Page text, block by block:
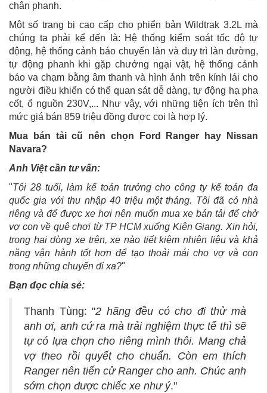
chân phanh.
Một số trang bị cao cấp cho phiển bản Wildtrak 3.2L mà
chúng ta phải kể đến là: Hệ thống kiểm soát tốc độ tự
động, hệ thống cảnh báo chuyển làn và duy trì làn đường,
tự động phanh khi gặp chướng ngại vật, hệ thống cảnh
báo va chạm bằng âm thanh và hình ảnh trên kính lái cho
người điều khiển có thể quan sát dễ dàng, tự động hạ pha
cốt, ổ nguồn 230V,... Như vậy, với những tiện ích trên thì
mức giá bán 859 triệu đồng được coi là hợp lý.
Mua bán tải cũ nên chọn Ford Ranger hay Nissan
Navara?
Anh Việt cần tư vấn:
"Tôi 28 tuổi, làm kế toán trưởng cho công ty kế toán đa
quốc gia với thu nhập 40 triệu một tháng. Tôi đã có nhà
riêng và để được xe hơi nên muốn mua xe bán tải để chở
vợ con về quê chơi từ TP HCM xuống Kiên Giang. Xin hỏi,
trong hai dòng xe trên, xe nào tiết kiệm nhiên liệu và khả
năng vận hành tốt hơn để tạo thoải mái cho vợ và con
trong những chuyến đi xa?"
Bạn đọc chia sẻ:
Thanh Tùng: "2 hãng đều có cho đi thử mà
anh ơi, anh cứ ra mà trải nghiệm thực tế thì sẽ
tự có lựa chọn cho riêng mình thôi. Mang chả
vợ theo rồi quyết cho chuẩn. Còn em thích
Ranger nên tiến cử Ranger cho anh. Chúc anh
sớm chọn được chiếc xe như ý."